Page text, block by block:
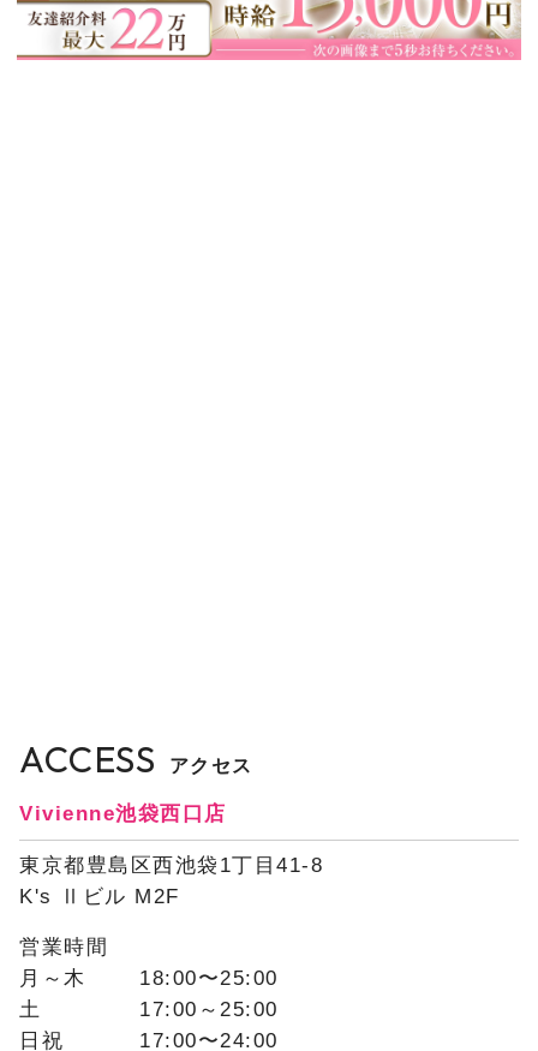
ACCESS アクセス
Vivienne池袋西口店
東京都豊島区西池袋1丁目41-8
K's Ⅱビル M2F
営業時間
月～木
18:00〜25:00
土
17:00～25:00
日祝
17:00〜24:00